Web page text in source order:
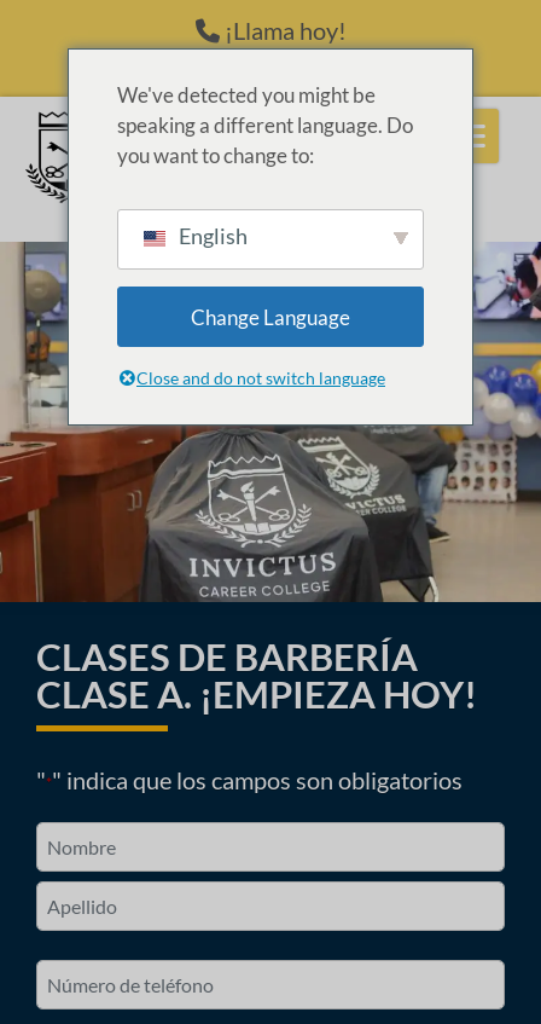
¡Llama hoy!
CLASES DE BARBERÍA
CLASE A. ¡EMPIEZA HOY!
"*" indica que los campos son obligatorios
*
Primero
de
We've detected you might be
speaking a different language. Do
you want to change to:
English
Change Language
Close and do not switch language